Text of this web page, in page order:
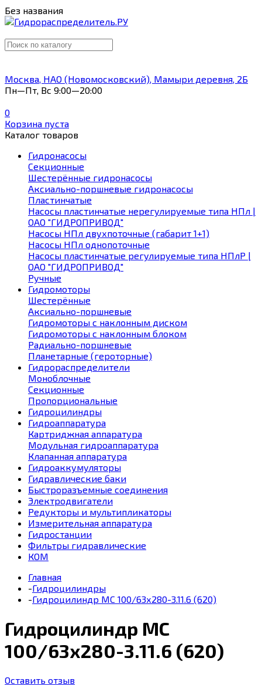
Без названия
Москва, НАО (Новомосковский), Мамыри деревня, 2Б
Пн—Пт, Вс 9:00—20:00
0
Корзина пуста
Каталог товаров
Гидронасосы
Секционные
Шестерённые гидронасосы
Аксиально-поршневые гидронасосы
Пластинчатые
Насосы пластинчатые нерегулируемые типа НПл |
ОАО "ГИДРОПРИВОД"
Насосы НПл двухпоточные (габарит 1+1)
Насосы НПл однопоточные
Насосы пластинчатые регулируемые типа НПлР |
ОАО "ГИДРОПРИВОД"
Ручные
Гидромоторы
Шестерённые
Аксиально-поршневые
Гидромоторы с наклонным диском
Гидромоторы с наклонным блоком
Радиально-поршневые
Планетарные (героторные)
Гидрораспределители
Моноблочные
Секционные
Пропорциональные
Гидроцилиндры
Гидроаппаратура
Картриджная аппаратура
Модульная гидроаппаратура
Клапанная аппаратура
Гидроаккумуляторы
Гидравлические баки
Быстроразъемные соединения
Электродвигатели
Редукторы и мультипликаторы
Измерительная аппаратура
Гидростанции
Фильтры гидравлические
КОМ
Главная
-Гидроцилиндры
-Гидроцилиндр МС 100/63х280-3.11.6 (620)
Гидроцилиндр МС
100/63х280-3.11.6 (620)
Оставить отзыв